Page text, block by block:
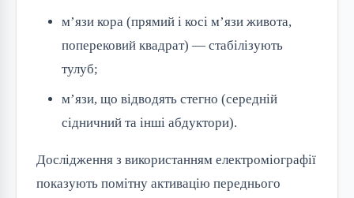
м’язи кора (прямий і косі м’язи живота,
поперековий квадрат) — стабілізують
тулуб;
м’язи, що відводять стегно (середній
сідничний та інші абдуктори).
Дослідження з використанням електроміографії
показують помітну активацію переднього